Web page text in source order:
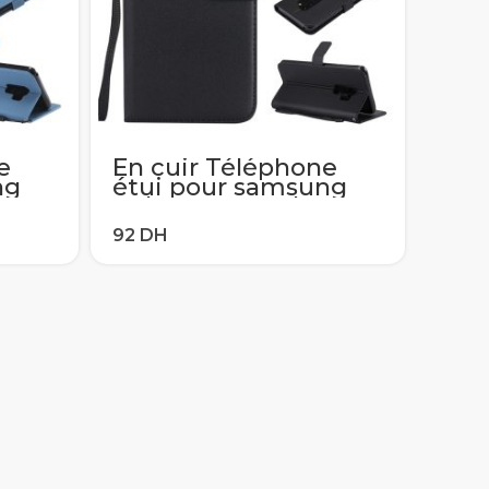
En cuir Téléphone
étui pour samsung
Galaxy A6 A8 Plus J2
J4 J6 J8 2018 J1 J3 J5
J7 2016 A7 A3 A5 2017